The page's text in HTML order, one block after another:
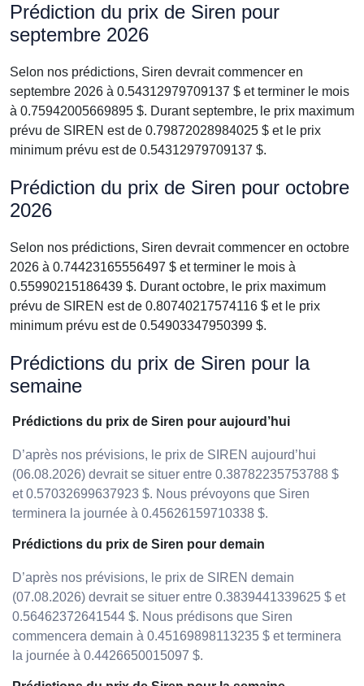
Prédiction du prix de Siren pour
septembre 2026
Selon nos prédictions, Siren devrait commencer en
septembre 2026 à 0.54312979709137 $ et terminer le mois
à 0.75942005669895 $. Durant septembre, le prix maximum
prévu de SIREN est de 0.79872028984025 $ et le prix
minimum prévu est de 0.54312979709137 $.
Prédiction du prix de Siren pour octobre
2026
Selon nos prédictions, Siren devrait commencer en octobre
2026 à 0.74423165556497 $ et terminer le mois à
0.55990215186439 $. Durant octobre, le prix maximum
prévu de SIREN est de 0.80740217574116 $ et le prix
minimum prévu est de 0.54903347950399 $.
Prédictions du prix de Siren pour la
semaine
Prédictions du prix de Siren pour aujourd’hui
D’après nos prévisions, le prix de SIREN aujourd’hui
(06.08.2026) devrait se situer entre 0.38782235753788 $
et 0.57032699637923 $. Nous prévoyons que Siren
terminera la journée à 0.45626159710338 $.
Prédictions du prix de Siren pour demain
D’après nos prévisions, le prix de SIREN demain
(07.08.2026) devrait se situer entre 0.3839441339625 $ et
0.56462372641544 $. Nous prédisons que Siren
commencera demain à 0.45169898113235 $ et terminera
la journée à 0.4426650015097 $.